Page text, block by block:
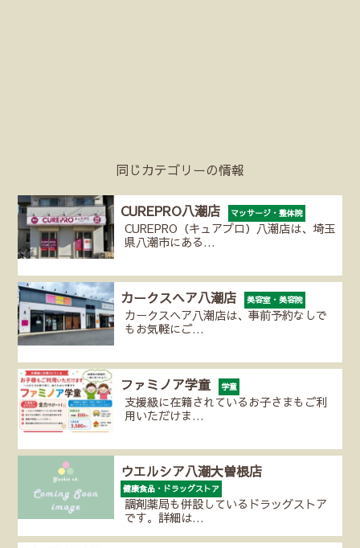
同じカテゴリーの情報
CUREPRO八潮店 マッサージ・整体院
CUREPRO（キュアプロ）八潮店は、埼玉
県八潮市にある…
カークスヘア八潮店 美容室・美容院
カークスヘア八潮店は、事前予約なしで
もお気軽にご…
ファミノア学童 学童
支援級に在籍されているお子さまもご利
用いただけま…
ウエルシア八潮大曽根店
健康食品・ドラッグストア
調剤薬局も併設しているドラッグストア
です。詳細は…